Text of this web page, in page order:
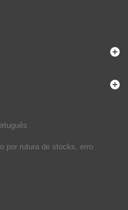
por rutura de stocks, erro